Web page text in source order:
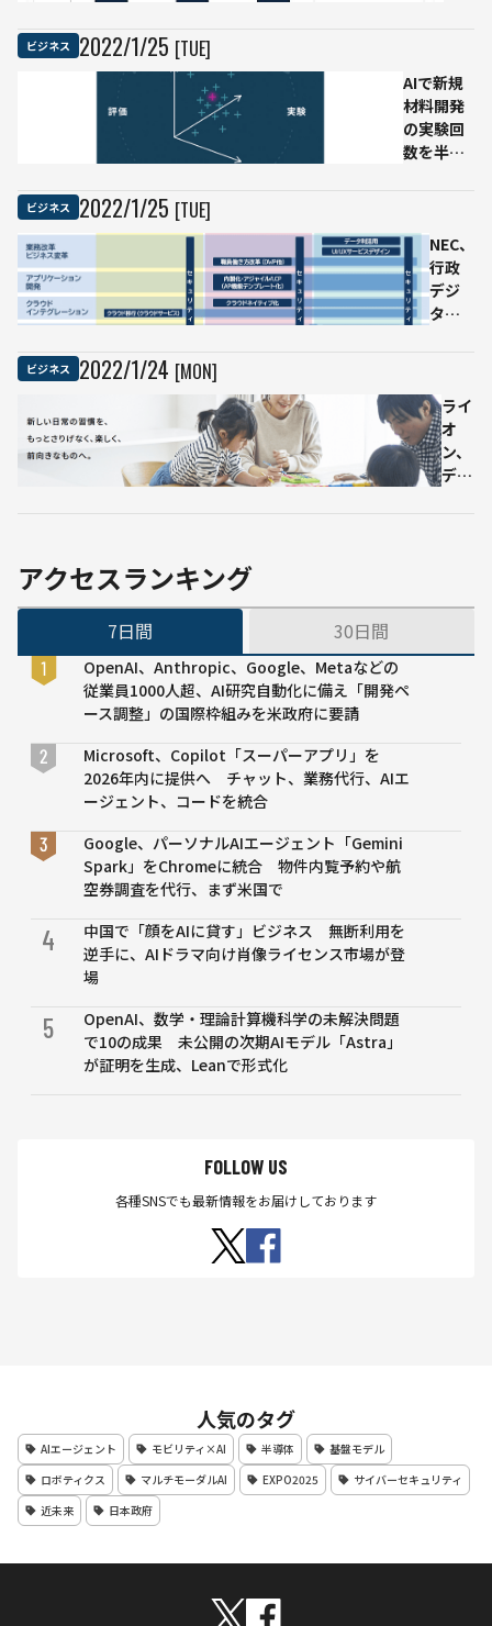
AIプ
ラン
ナー
を育
は約
600
億
円、
に注
目
ビジネス 2022/1/25 [TUE]
AIで新規
材料開発
の実験回
数を半分
と協力で
ビジネス 2022/1/25 [TUE]
NEC、
行政
デジ
タル
「官
公庁
向け
DXソ
供
ビジネス 2022/1/24 [MON]
ライ
オ
ン、
デジ
ムを
へ
アクセスランキング
7日間 30日間
OpenAI、Anthropic、Google、Metaなどの
従業員1000人超、AI研究自動化に備え「開発ペ
ース調整」の国際枠組みを米政府に要請
Microsoft、Copilot「スーパーアプリ」を
2026年内に提供へ チャット、業務代行、AIエ
ージェント、コードを統合
Google、パーソナルAIエージェント「Gemini
Spark」をChromeに統合 物件内覧予約や航
空券調査を代行、まず米国で
4
中国で「顔をAIに貸す」ビジネス 無断利用を
逆手に、AIドラマ向け肖像ライセンス市場が登
場
5
OpenAI、数学・理論計算機科学の未解決問題
で10の成果 未公開の次期AIモデル「Astra」
が証明を生成、Leanで形式化
FOLLOW US
各種SNSでも最新情報をお届けしております
人気のタグ
AIエージェント モビリティ×AI 半導体
基盤モデル
ロボティクス
マルチモーダルAI EXPO2025
サイバーセキュリティ
近未来
日本政府